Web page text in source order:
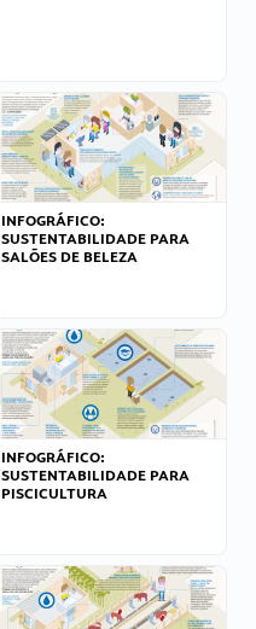
INFOGRÁFICO:
SUSTENTABILIDADE PARA
SALÕES DE BELEZA
INFOGRÁFICO:
SUSTENTABILIDADE PARA
PISCICULTURA